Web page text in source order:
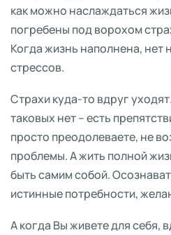
как можно наслаждаться
погребены под ворохом
Когда жизнь наполнена, нет
стрессов.
Страхи куда-то вдруг
таковых нет – есть
просто преодолеваете, не
проблемы. А жить полной
быть самим собой.
истинные потребности,
А когда Вы живете для себя,